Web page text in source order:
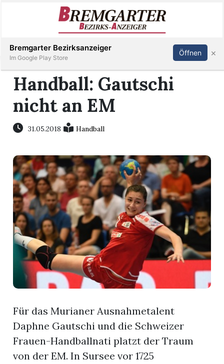
Immobilien
Veranstaltungen
Stellen
E-
Paper
Newsletter
App
Bremgarten
Inserieren Abonnieren Anmelden
Handball: Gautschi
nicht an EM
31.05.2018 Handball
Für das Murianer Ausnahmetalent
Daphne Gautschi und die Schweizer
Frauen-Handballnati platzt der Traum
von der EM. In Sursee vor 1725
Bremgarter Bezirksanzeiger
Im Google Play Store
Öffnen ×